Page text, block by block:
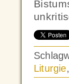
Liturgie,